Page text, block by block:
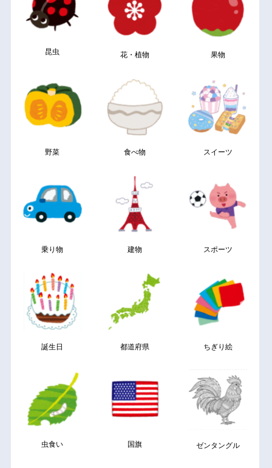
昆虫 花・植物 果物
野菜 食べ物 スイーツ
乗り物 建物 スポーツ
誕生日 都道府県 ちぎり絵
虫食い 国旗 ゼンタングル